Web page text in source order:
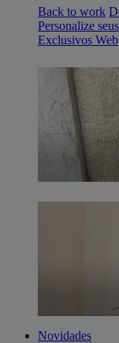
Back to work
Personalize
Exclusivos Web
Novidades